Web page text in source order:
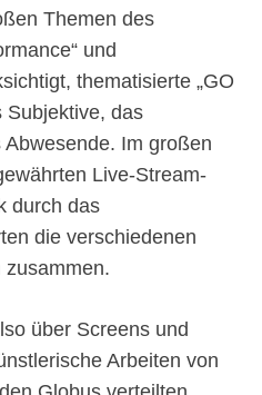
Themen des
und
thematisierte „GO
Subjektive, das
Im großen
Live-Stream-
durch das
die verschiedenen
zusammen.
über Screens und
Arbeiten von